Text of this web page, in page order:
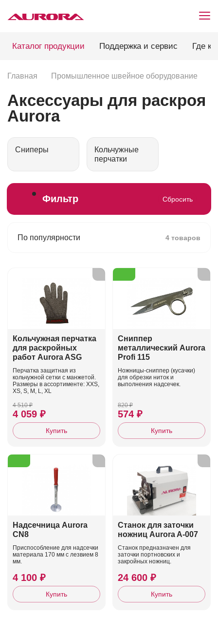
Каталог продукции Поддержка и сервис Где
Главная Промышленное швейное оборудование
Аксессуары для раскроя
Aurora
Сниперы
Кольчужные
перчатки
Фильтр Сбросить
По популярности 4 товаров
Кольчужная перчатка
для раскройных
работ Aurora ASG
Перчатка защитная из
кольчужной сетки с манжетой.
Размеры в ассортименте: XXS,
XS, S, M, L, XL
4 059 ₽
4 510 ₽
Купить
Сниппер
металлический Aurora
Profi 115
Ножницы-сниппер (кусачки)
для обрезки ниток и
выполнения надсечек.
574 ₽
820 ₽
Купить
Надсечница Aurora
CN8
Приспособление для надсечки
материала 170 мм с лезвием 8
мм.
4 100 ₽
Купить
Станок для заточки
ножниц Aurora A-007
Станок предназначен для
заточки портновских и
закройных ножниц.
24 600 ₽
Купить